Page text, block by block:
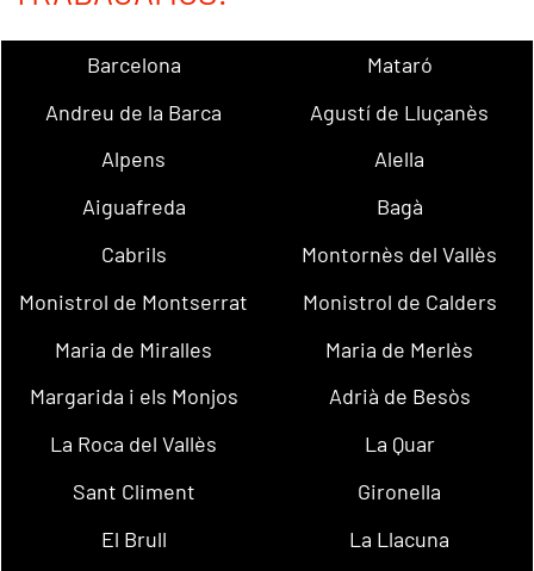
Barcelona
Mataró
Andreu de la Barca
Agustí de Lluçanès
Alpens
Alella
Aiguafreda
Bagà
Cabrils
Montornès del Vallès
Monistrol de Montserrat
Monistrol de Calders
Maria de Miralles
Maria de Merlès
Margarida i els Monjos
Adrià de Besòs
La Roca del Vallès
La Quar
Sant Climent
Gironella
El Brull
La Llacuna